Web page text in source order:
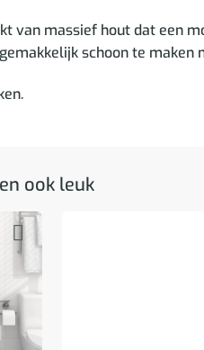
van massief hout dat een
schoon te maken
ook leuk